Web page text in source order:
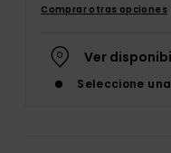
Comprar otras opciones
Ver
Seleccione